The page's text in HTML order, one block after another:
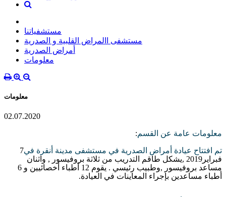
مستشفياتنا
مستشفى االمراض القلبية و الصدرية
أمراض الصدرية
معلومات
معلومات
02.07.2020
معلومات عامة عن القسم:
تم افتتاح عيادة أمراض الصدرية في مستشفى مدينة أنقرة في7
فبراير 2019 , يشكل طاقم التدريب من ثلاثة بروفيسور , واثنان
مساعد بروفيسور ,وطبيب رئيسي . يقوم 12 أطباء أخصائيين و 6
أطباء مساعدين بإجراء المعاينات في العيادة.